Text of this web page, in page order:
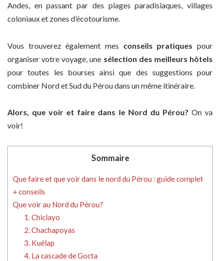
Andes, en passant par des plages paradisiaques, villages
coloniaux et zones d’écotourisme.
Vous trouverez également mes conseils pratiques pour
organiser votre voyage, une sélection des meilleurs hôtels
pour toutes les bourses ainsi que des suggestions pour
combiner Nord et Sud du Pérou dans un même itinéraire.
Alors, que voir et faire dans le Nord du Pérou? On va
voir!
Sommaire
Que faire et que voir dans le nord du Pérou : guide complet
+ conseils
Que voir au Nord du Pérou?
1. Chiclayo
2. Chachapoyas
3. Kuélap
4. La cascade de Gocta